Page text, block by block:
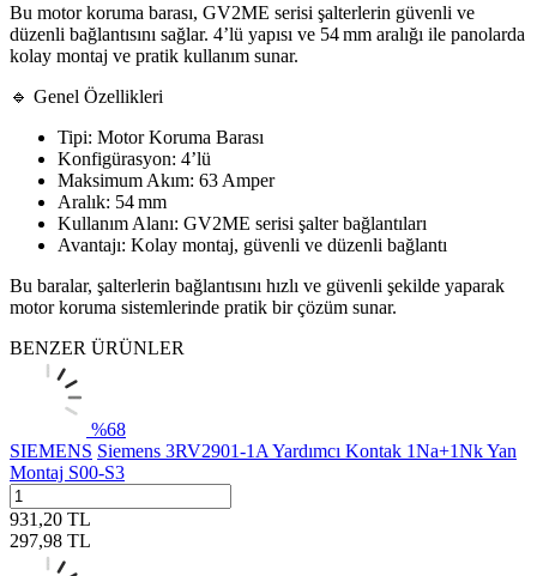
Bu motor koruma barası, GV2ME serisi şalterlerin güvenli ve
düzenli bağlantısını sağlar. 4’lü yapısı ve 54 mm aralığı ile panolarda
kolay montaj ve pratik kullanım sunar.
🔹 Genel Özellikleri
Tipi: Motor Koruma Barası
Konfigürasyon: 4’lü
Maksimum Akım: 63 Amper
Aralık: 54 mm
Kullanım Alanı: GV2ME serisi şalter bağlantıları
Avantajı: Kolay montaj, güvenli ve düzenli bağlantı
Bu baralar, şalterlerin bağlantısını hızlı ve güvenli şekilde yaparak
motor koruma sistemlerinde pratik bir çözüm sunar.
BENZER ÜRÜNLER
%68
SIEMENS Siemens 3RV2901-1A Yardımcı Kontak 1Na+1Nk Yan
Montaj S00-S3
931,20 TL
297,98 TL